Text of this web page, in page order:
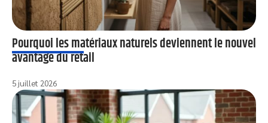
Pourquoi les matériaux naturels deviennent le nouvel
avantage du retail
5 juillet 2026